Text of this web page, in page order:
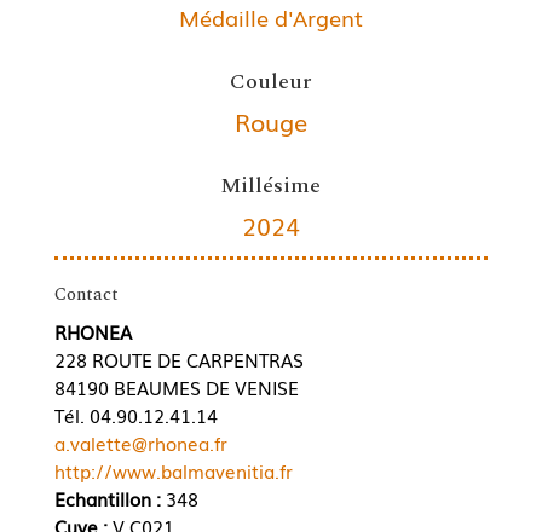
Médaille d'Argent
Couleur
Rouge
Millésime
2024
Contact
RHONEA
228 ROUTE DE CARPENTRAS
84190 BEAUMES DE VENISE
Tél. 04.90.12.41.14
a.valette@rhonea.fr
http://www.balmavenitia.fr
Echantillon :348
Cuve :V C021